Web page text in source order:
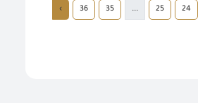
24
25
...
35
36
›